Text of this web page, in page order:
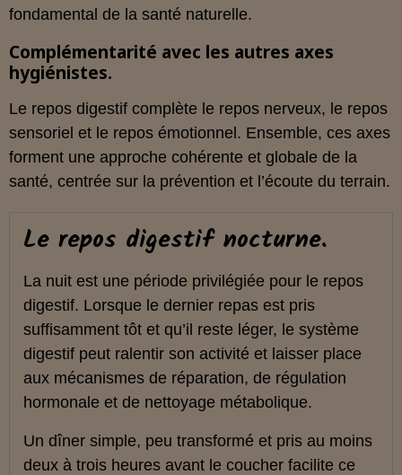
fondamental de la santé naturelle.
Complémentarité avec les autres axes
hygiénistes.
Le repos digestif complète le repos nerveux, le repos
sensoriel et le repos émotionnel. Ensemble, ces axes
forment une approche cohérente et globale de la
santé, centrée sur la prévention et l’écoute du terrain.
Le repos digestif nocturne.
La nuit est une période privilégiée pour le repos
digestif. Lorsque le dernier repas est pris
suffisamment tôt et qu’il reste léger, le système
digestif peut ralentir son activité et laisser place
aux mécanismes de réparation, de régulation
hormonale et de nettoyage métabolique.
Un dîner simple, peu transformé et pris au moins
deux à trois heures avant le coucher facilite ce